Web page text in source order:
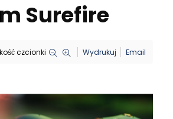
Surefire
czcionki Wydrukuj Email